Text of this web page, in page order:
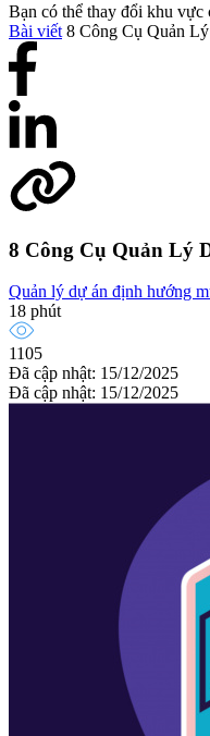
Bạn có thể thay đổi khu vực
Bài viết 8 Công Cụ Quản
8 Công Cụ Quản Lý
Quản lý dự án định hướng
18 phút
1105
Đã cập nhật: 15/12/2025
Đã cập nhật: 15/12/2025